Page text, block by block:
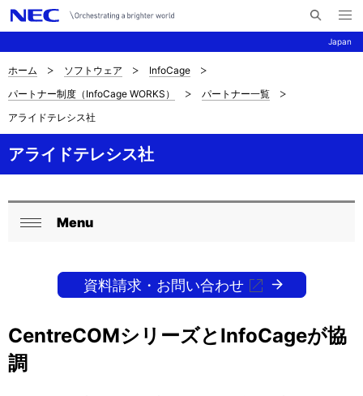
Japan
イ
メ
ニ
ュ
ナ
ビ
ゲ
ー
シ
ョ
サ
イ
ト
内
現
を
表
ホーム ソフトウェア
InfoCage
パートナー制度（InfoCage WORKS）
パートナー一覧
アライドテレシス社
アライドテレシス社
ロ
ナ
Menu
資料請求・お問い合わせ
CentreCOMシリーズとInfoCageが協
調